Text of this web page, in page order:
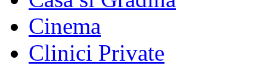
Cinema
Clinici Private